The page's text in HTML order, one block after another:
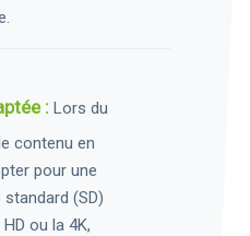
: Lors du
contenu en
pour une
(SD)
ou la 4K,